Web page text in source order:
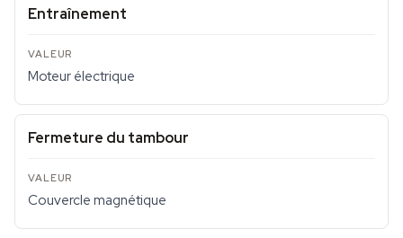
Entraînement
Moteur électrique
Fermeture du tambour
Couvercle magnétique